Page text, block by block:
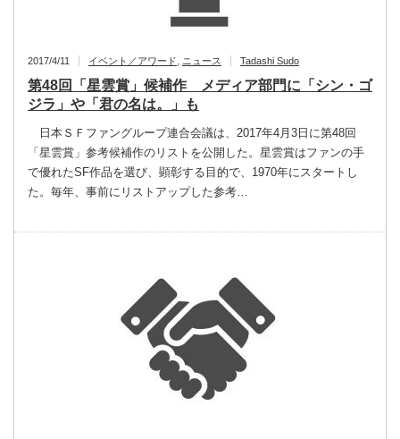
2017/4/11 イベント／アワード ニュース Tadashi Sudo
第48回「星雲賞」候補作 メディア部門に「シン・ゴ
ジラ」や「君の名は。」も
日本ＳＦファングループ連合会議は、2017年4月3日に第48回
「星雲賞」参考候補作のリストを公開した。星雲賞はファンの手
で優れたSF作品を選び、顕彰する目的で、1970年にスタートし
た。毎年、事前にリストアップした参考…